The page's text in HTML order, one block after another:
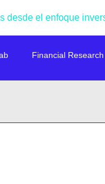
desde el enfoque
Financial Research